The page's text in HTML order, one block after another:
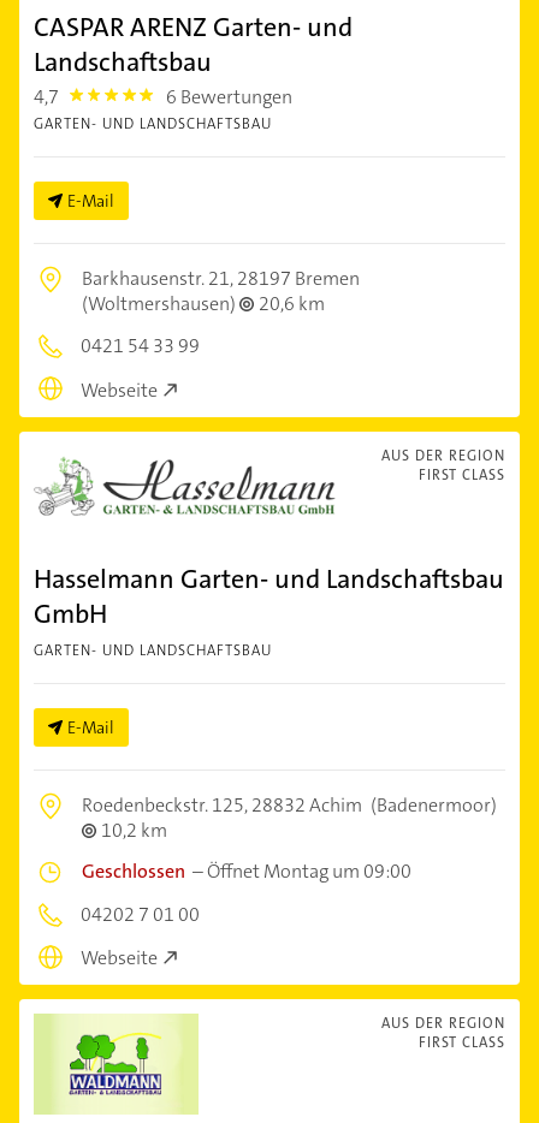
CASPAR ARENZ Garten- und
Landschaftsbau
4,7 4.7000003 6 Bewertungen
GARTEN- UND LANDSCHAFTSBAU
E-Mail
Barkhausenstr. 21,28197 Bremen
(Woltmershausen)
20,6 km
0421 54 33 99
Webseite
AUS DER REGION
FIRST CLASS
Hasselmann Garten- und Landschaftsbau
GmbH
GARTEN- UND LANDSCHAFTSBAU
E-Mail
Roedenbeckstr. 125,28832 Achim (Badenermoor)
10,2 km
Geschlossen –Öffnet Montag um 09:00
04202 7 01 00
Webseite
AUS DER REGION
FIRST CLASS